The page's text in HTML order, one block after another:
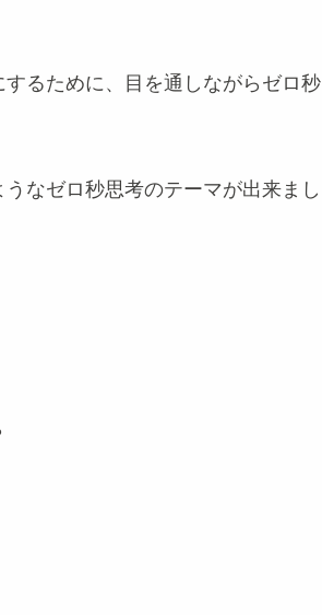
るために、目を通しながらゼロ秒
なゼロ秒思考のテーマが出来まし